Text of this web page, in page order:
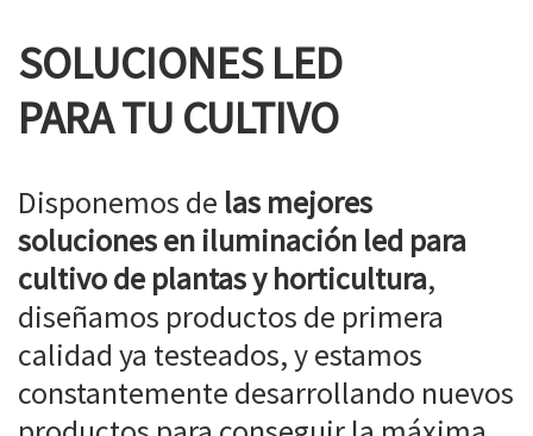
SOLUCIONES LED
PARA TU CULTIVO
Disponemos de las mejores
soluciones en iluminación led para
cultivo de plantas y horticultura,
diseñamos productos de primera
calidad ya testeados, y estamos
constantemente desarrollando nuevos